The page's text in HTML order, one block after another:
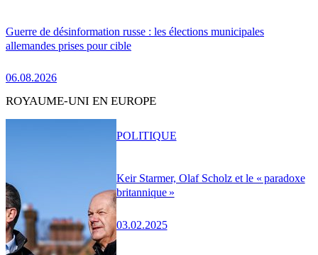
Guerre de désinformation russe : les élections municipales
allemandes prises pour cible
06.08.2026
ROYAUME-UNI EN EUROPE
Keir Starmer, Olaf Scholz et le « paradoxe
britannique »
03.02.2025
POLITIQUE